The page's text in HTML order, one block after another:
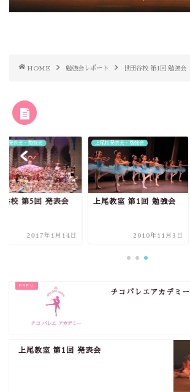
HOME 勉強会レポート 世田谷校 第1回 勉強会
発表会・勉強会
教室 第1回 勉強会
2010年11月3日
世田谷校発表会・勉強会
世田谷校 第７回勉強会
2020年4月4日
チコバレエアカデミー
上尾教室 第1回 発表会